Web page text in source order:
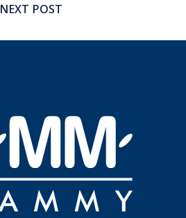
NEXT POST